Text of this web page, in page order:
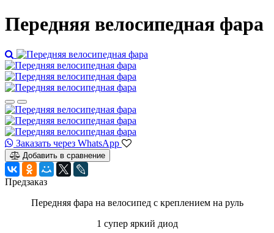
Передняя велосипедная фара
Заказать через WhatsApp
Добавить в сравнение
Предзаказ
Передняя фара на велосипед с креплением на руль
1 супер яркий диод